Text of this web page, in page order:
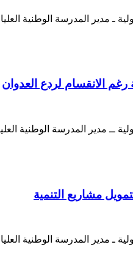
رغم الانقسام لردع العدوان
ــ مدير المدرسة الوطنية
مشاريع التنمية
ـ مدير المدرسة الوطنية